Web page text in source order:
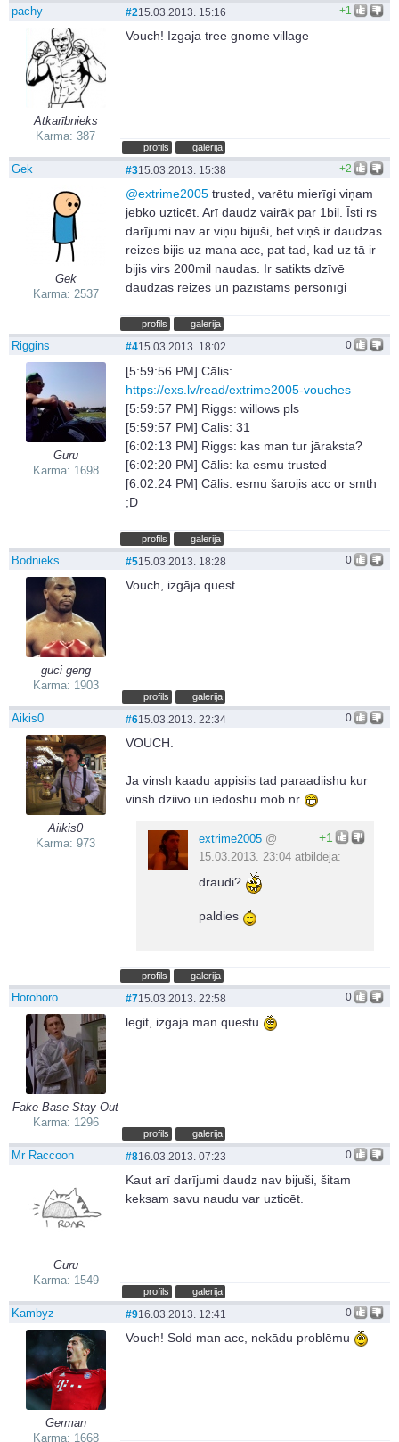
pachy
Atkarībnieks
Karma: 387
+1
#215.03.2013. 15:16
Vouch! Izgaja tree gnome village
profils galerija
Gek
Gek
Karma: 2537
+2
#315.03.2013. 15:38
@extrime2005 trusted, varētu mierīgi viņam
jebko uzticēt. Arī daudz vairāk par 1bil. Īsti rs
darījumi nav ar viņu bijuši, bet viņš ir daudzas
reizes bijis uz mana acc, pat tad, kad uz tā ir
bijis virs 200mil naudas. Ir satikts dzīvē
daudzas reizes un pazīstams personīgi
profils galerija
Riggins
Guru
Karma: 1698
0
#415.03.2013. 18:02
[5:59:56 PM] Cālis:
https://exs.lv/read/extrime2005-vouches
[5:59:57 PM] Riggs: willows pls
[5:59:57 PM] Cālis: 31
[6:02:13 PM] Riggs: kas man tur jāraksta?
[6:02:20 PM] Cālis: ka esmu trusted
[6:02:24 PM] Cālis: esmu šarojis acc or smth
;D
profils galerija
Bodnieks
guci geng
Karma: 1903
0
#515.03.2013. 18:28
Vouch, izgāja quest.
profils galerija
Aikis0
Aiikis0
Karma: 973
0
#615.03.2013. 22:34
VOUCH.
Ja vinsh kaadu appisiis tad paraadiishu kur
vinsh dziivo un iedoshu mob nr
+1
extrime2005 @
15.03.2013. 23:04 atbildēja:
draudi?
paldies
profils galerija
Horohoro
Fake Base Stay Out
Karma: 1296
0
#715.03.2013. 22:58
legit, izgaja man questu
profils galerija
Mr Raccoon
Guru
Karma: 1549
0
#816.03.2013. 07:23
Kaut arī darījumi daudz nav bijuši, šitam
keksam savu naudu var uzticēt.
profils galerija
Kambyz
German
Karma: 1668
0
#916.03.2013. 12:41
Vouch! Sold man acc, nekādu problēmu